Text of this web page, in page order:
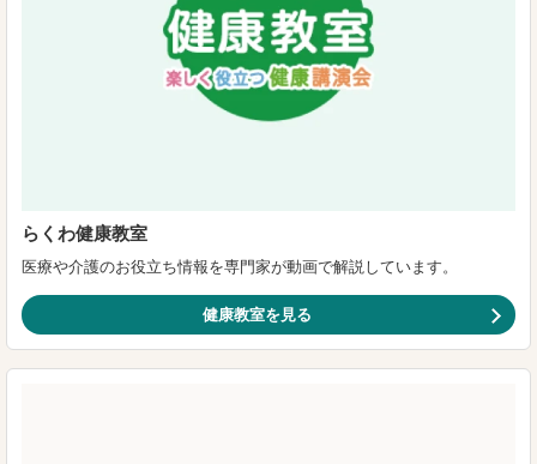
らくわ健康教室
医療や介護のお役立ち情報を専門家が動画で解説しています。
健康教室を見る